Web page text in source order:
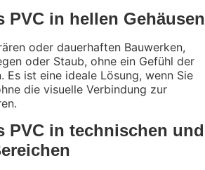
PVC in hellen Gehäusen
oder dauerhaften Bauwerken,
oder Staub, ohne ein Gefühl der
Es ist eine ideale Lösung, wenn Sie
die visuelle Verbindung zur
PVC in technischen und